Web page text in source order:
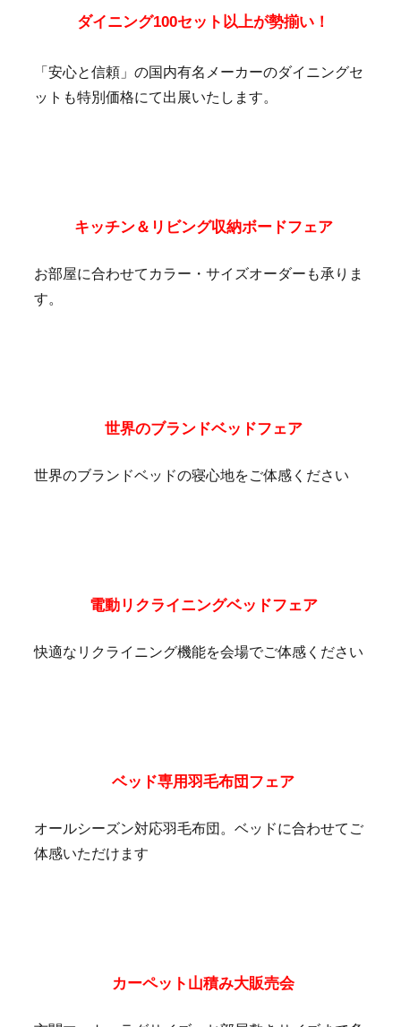
ダイニング100セット以上が勢揃い！
「安心と信頼」の国内有名メーカーのダイニングセ
ットも特別価格にて出展いたします。
キッチン＆リビング収納ボードフェア
お部屋に合わせてカラー・サイズオーダーも承りま
す。
世界のブランドベッドフェア
世界のブランドベッドの寝心地をご体感ください
電動リクライニングベッドフェア
快適なリクライニング機能を会場でご体感ください
ベッド専用羽毛布団フェア
オールシーズン対応羽毛布団。ベッドに合わせてご
体感いただけます
カーペット山積み大販売会